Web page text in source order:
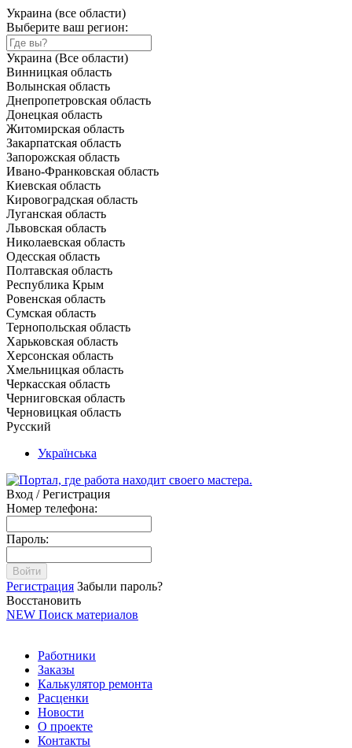
Украина (все области)
Выберите ваш регион:
Украина (Все области)
Винницкая область
Волынская область
Днепропетровская область
Донецкая область
Житомирская область
Закарпатская область
Запорожская область
Ивано-Франковская область
Киевская область
Кировоградская область
Луганская область
Львовская область
Николаевская область
Одесская область
Полтавская область
Республика Крым
Ровенская область
Сумская область
Тернопольская область
Харьковская область
Херсонская область
Хмельницкая область
Черкасская область
Черниговская область
Черновицкая область
Русский
Українська
Вход / Регистрация
Номер телефона:
Пароль:
Войти
Регистрация Забыли пароль?
Восстановить
NEW Поиск материалов
Работники
Заказы
Калькулятор ремонта
Расценки
Новости
О проекте
Контакты